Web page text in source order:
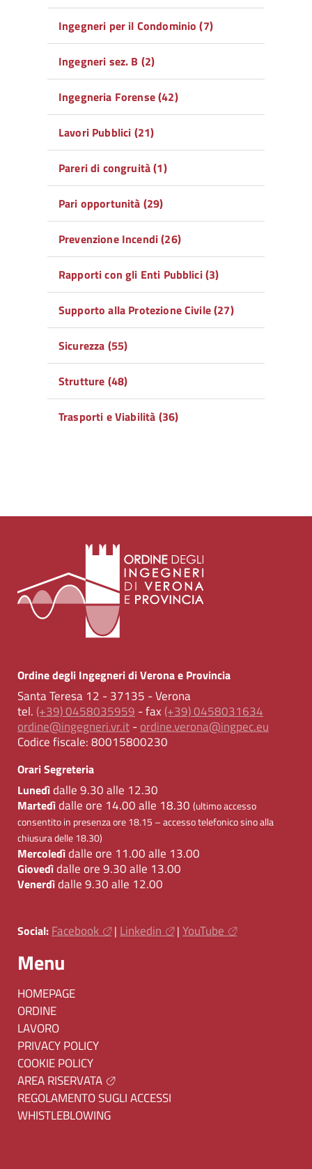
Ingegneri per il Condominio (7)
Ingegneri sez. B (2)
Ingegneria Forense (42)
Lavori Pubblici (21)
Pareri di congruità (1)
Pari opportunità (29)
Prevenzione Incendi (26)
Rapporti con gli Enti Pubblici (3)
Supporto alla Protezione Civile (27)
Sicurezza (55)
Strutture (48)
Trasporti e Viabilità (36)
Ordine degli Ingegneri di Verona e Provincia
Santa Teresa 12 - 37135 - Verona
tel. (+39) 0458035959 - fax (+39) 0458031634
ordine@ingegneri.vr.it-ordine.verona@ingpec.eu
Codice fiscale:80015800230
Orari Segreteria
Lunedìdalle 9.30 alle 12.30
Martedìdalle ore 14.00 alle 18.30 (ultimo accesso
consentito in presenza ore 18.15 – accesso telefonico sino alla
chiusura delle 18.30)
Mercoledìdalle ore 11.00 alle 13.00
Giovedìdalle ore 9.30 alle 13.00
Venerdìdalle 9.30 alle 12.00
Social: Facebook | Linkedin | YouTube
Menu
HOMEPAGE
ORDINE
LAVORO
PRIVACY POLICY
COOKIE POLICY
AREA RISERVATA
REGOLAMENTO SUGLI ACCESSI
WHISTLEBLOWING